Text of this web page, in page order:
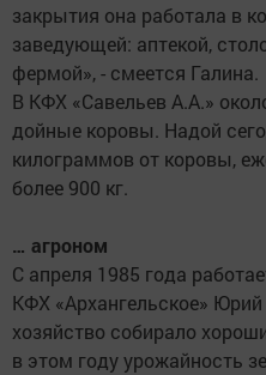
закрытия она работала в
заведующей: аптекой,
фермой», - смеется Галина.
В КФХ «Савельев А.А.»
дойные коровы. Надой
килограммов от коровы,
более 900 кг.
… агроном
С апреля 1985 года
КФХ «Архангельское»
хозяйство собирало
в этом году урожайность